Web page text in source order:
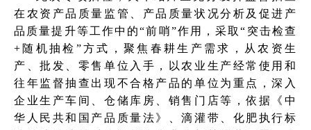
在农资产品质量监管、产品质量状况分析及促进产
品质量提升等工作中的“前哨”作用，采取“突击检查
+随机抽检”方式，聚焦春耕生产需求，从农资生
产、批发、零售单位入手，以农业生产经常使用和
往年监督抽查出现不合格产品的单位为重点，深入
企业生产车间、仓储库房、销售门店等，依据《中
华人民共和国产品质量法》、滴灌带、化肥执行标